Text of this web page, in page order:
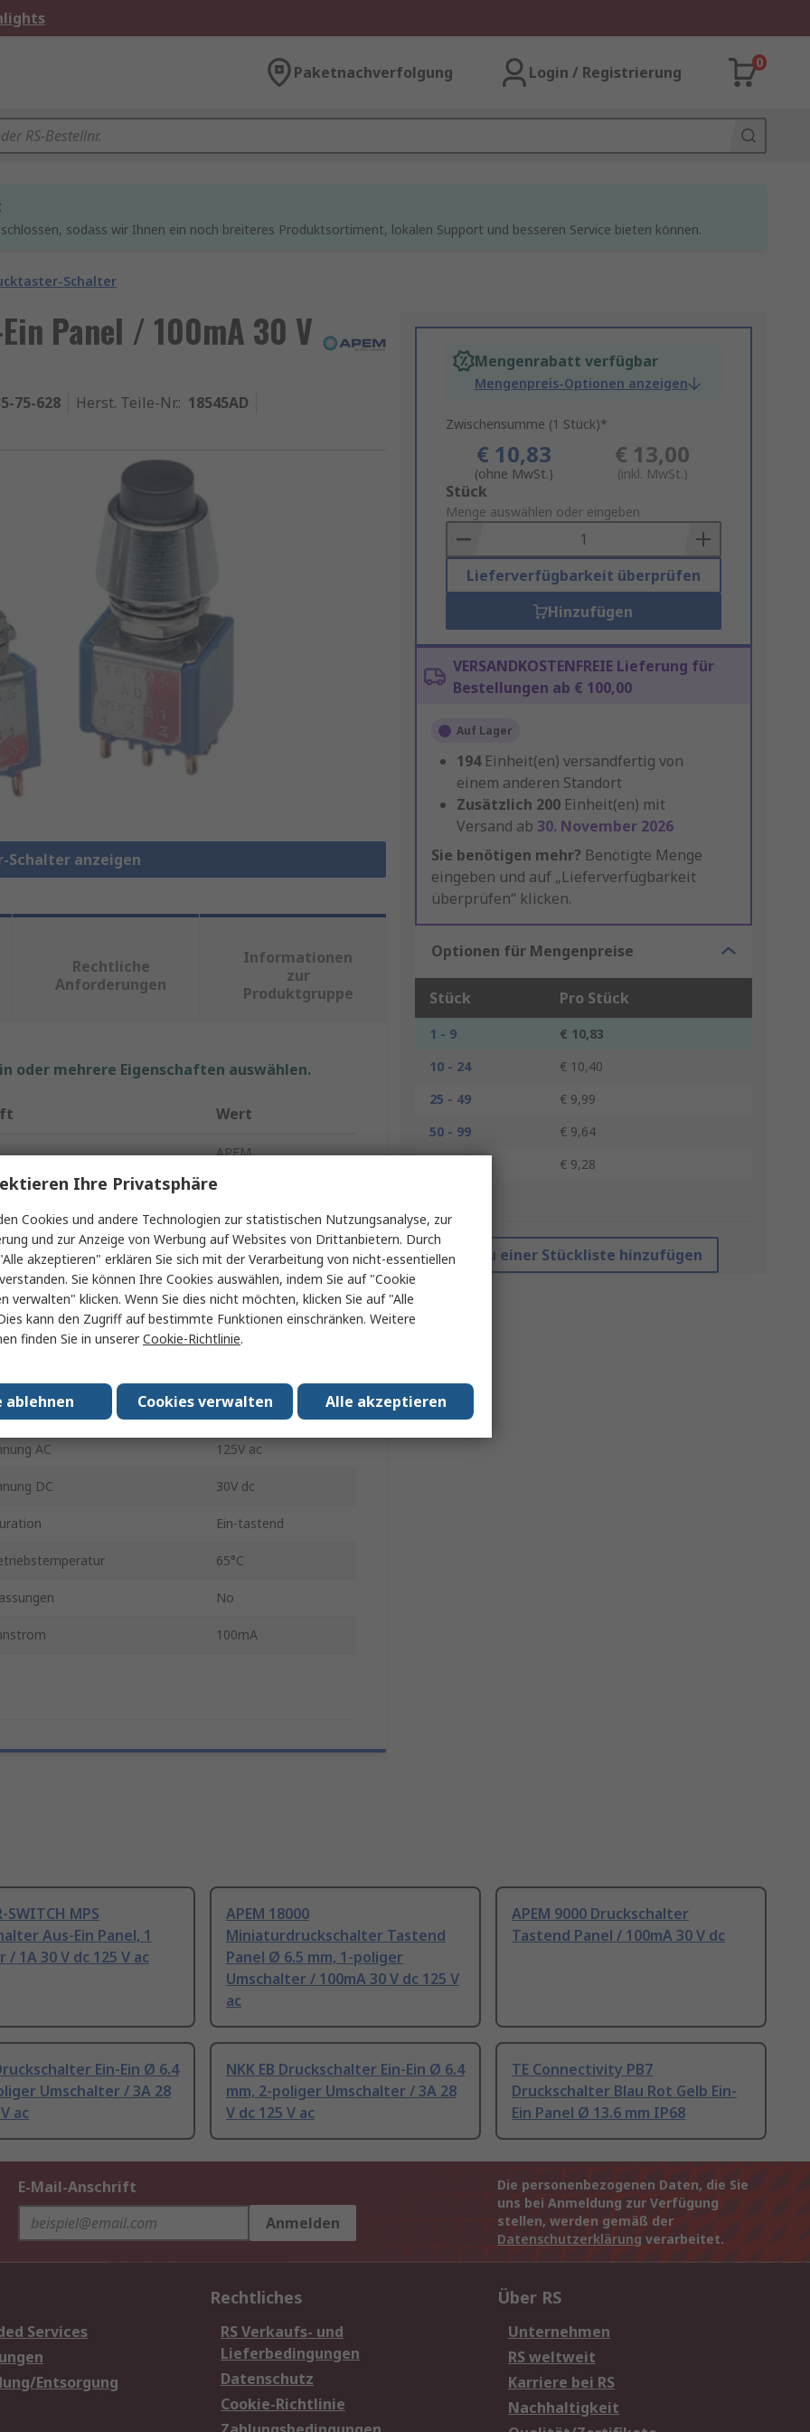
Paketnachverfolgung Login / Registrierung
0
sodass wir Ihnen ein noch breiteres Produktsortiment, lokalen Support und besseren Service bieten können.
Schalter
Panel / 100mA 30 V
75-628 Herst. Teile-Nr.: 18545AD
Schalter anzeigen
Mengenrabatt verfügbar
Mengenpreis-Optionen anzeigen
Zwischensumme (1 Stück)*
€ 10,83
(ohne MwSt.)
€ 13,00
(inkl. MwSt.)
Add
to
Basket
Stück
Menge auswählen oder eingeben
Lieferverfügbarkeit überprüfen
Hinzufügen
VERSANDKOSTENFREIE Lieferung für
Bestellungen ab € 100,00
Auf Lager
194 Einheit(en) versandfertig von
einem anderen Standort
Zusätzlich 200 Einheit(en) mit
Versand ab 30. November 2026
Sie benötigen mehr? Benötigte Menge
eingeben und auf „Lieferverfügbarkeit
überprüfen“ klicken.
Optionen für Mengenpreise
Stück Pro Stück
1 - 9
€ 10,83
10 - 24
€ 10,40
25 - 49
€ 9,99
50 - 99
€ 9,64
€ 9,28
Zu einer Stückliste hinzufügen
Rechtliche
Anforderungen
Informationen
zur
Produktgruppe
oder mehrere Eigenschaften auswählen.
Wert
APEM
Druckschalter
Ein-Ein
Nein
18
Panel
min. -30°C
AC 125V ac
DC 30V dc
Ein-tastend
65°C
No
100mA
SWITCH MPS
Aus-Ein Panel, 1
/ 1A 30 V dc 125 V ac
APEM 18000
Miniaturdruckschalter Tastend
Panel Ø 6.5 mm, 1-poliger
Umschalter / 100mA 30 V dc 125 V
ac
APEM 9000 Druckschalter
Tastend Panel / 100mA 30 V dc
Ein-Ein Ø 6.4
Umschalter / 3A 28
ac
NKK EB Druckschalter Ein-Ein Ø 6.4
mm, 2-poliger Umschalter / 3A 28
V dc 125 V ac
TE Connectivity PB7
Druckschalter Blau Rot Gelb Ein-
Ein Panel Ø 13.6 mm IP68
E-Mail-Anschrift
Anmelden
Die personenbezogenen Daten, die Sie
uns bei Anmeldung zur Verfügung
stellen, werden gemäß der
Datenschutzerklärung verarbeitet.
Services
Entsorgung
Rechtliches
RS Verkaufs- und
Lieferbedingungen
Datenschutz
Cookie-Richtlinie
Über RS
Unternehmen
RS weltweit
Karriere bei RS
Nachhaltigkeit
Ihre Privatsphäre
Cookies und andere Technologien zur statistischen Nutzungsanalyse, zur
und zur Anzeige von Werbung auf Websites von Drittanbietern. Durch
akzeptieren" erklären Sie sich mit der Verarbeitung von nicht-essentiellen
Sie können Ihre Cookies auswählen, indem Sie auf "Cookie
verwalten" klicken. Wenn Sie dies nicht möchten, klicken Sie auf "Alle
kann den Zugriff auf bestimmte Funktionen einschränken. Weitere
finden Sie in unsererCookie-Richtlinie.
Alle akzeptieren
Cookies verwalten
ablehnen